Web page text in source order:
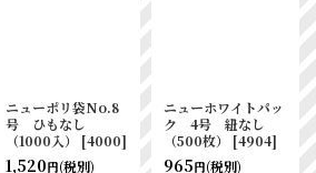
ニューポリ袋No.8
号 ひもなし
（1000入）
[4000]
1,520円(税別)
ニューホワイトパッ
ク 4号 紐なし
（500枚）
[4904]
965円(税別)